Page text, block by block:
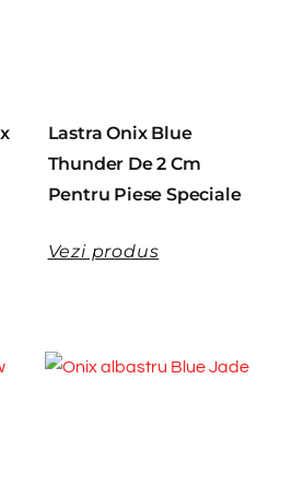
Lastra Onix Blue
Thunder De 2 Cm
Pentru Piese Speciale
Vezi produs